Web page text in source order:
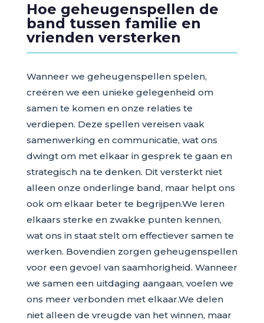
Hoe geheugenspellen de
band tussen familie en
vrienden versterken
Wanneer we geheugenspellen spelen,
creëren we een unieke gelegenheid om
samen te komen en onze relaties te
verdiepen. Deze spellen vereisen vaak
samenwerking en communicatie, wat ons
dwingt om met elkaar in gesprek te gaan en
strategisch na te denken. Dit versterkt niet
alleen onze onderlinge band, maar helpt ons
ook om elkaar beter te begrijpen.We leren
elkaars sterke en zwakke punten kennen,
wat ons in staat stelt om effectiever samen te
werken. Bovendien zorgen geheugenspellen
voor een gevoel van saamhorigheid. Wanneer
we samen een uitdaging aangaan, voelen we
ons meer verbonden met elkaar.We delen
niet alleen de vreugde van het winnen, maar